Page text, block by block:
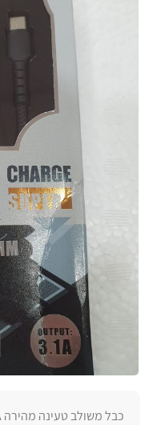
כבל משולב טעינה מהירה PZX . 3.1A